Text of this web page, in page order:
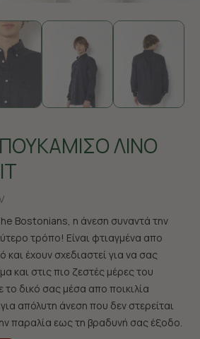
ΠΟΥΚΑΜΙΣΟ ΛΙΝΟ
Bostonians, η άνεση συναντά την
τρόπο! Είναι φτιαγμένα απο
και έχουν σχεδιαστεί για να σας
και στις πιο ζεστές μέρες του
το δικό σας μέσα απο ποικιλία
απόλυτη άνεση που δεν στερείται
παραλία εως τη βραδυνή σας έξοδο.